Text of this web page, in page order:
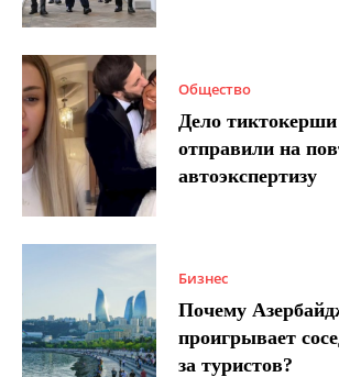
Общество
Дело
отправили на
автоэкспертизу
Бизнес
Почему
проигрывает
за туристов?